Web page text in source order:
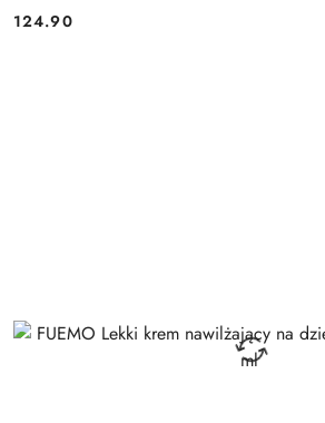
Cena:
124.90